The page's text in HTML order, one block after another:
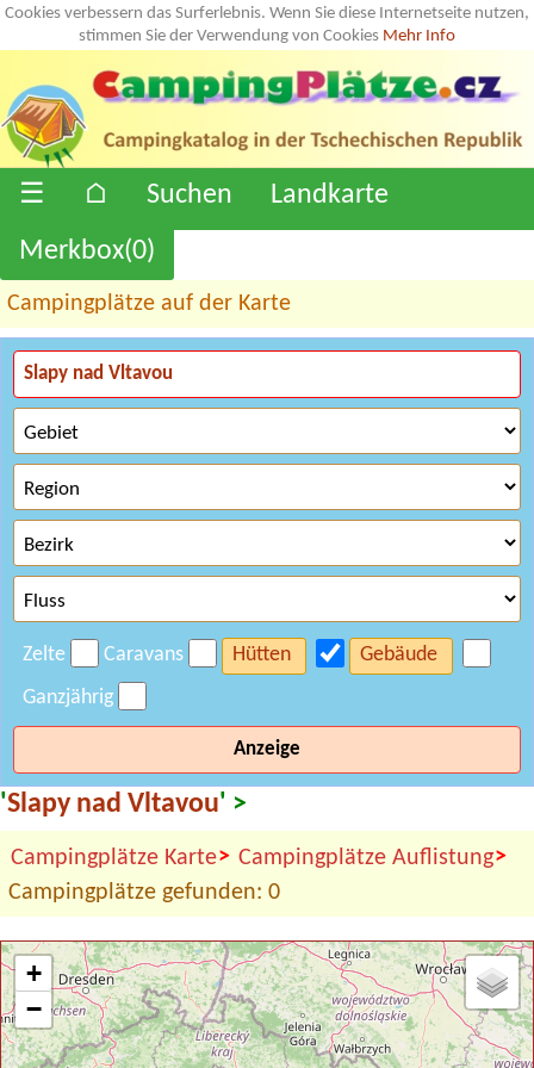
Cookies verbessern das Surferlebnis. Wenn Sie diese Internetseite nutzen,
stimmen Sie der Verwendung von Cookies Mehr Info
☰ ⌂ Suchen
Landkarte
Merkbox(0)
Campingplätze auf der Karte
Zelte Caravans Hütten
Gebäude
Ganzjährig
Anzeige
'Slapy nad Vltavou' >
Campingplätze Karte> Campingplätze Auflistung>
Campingplätze gefunden: 0
+
−